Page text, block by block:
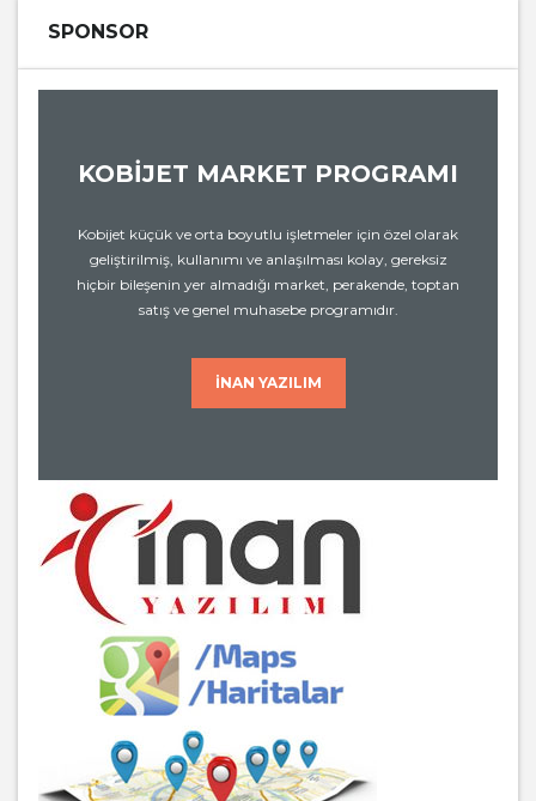
SPONSOR
KOBİJET MARKET PROGRAMI
Kobijet küçük ve orta boyutlu işletmeler için özel olarak
geliştirilmiş, kullanımı ve anlaşılması kolay, gereksiz
hiçbir bileşenin yer almadığı market, perakende, toptan
satış ve genel muhasebe programıdır.
İNAN YAZILIM